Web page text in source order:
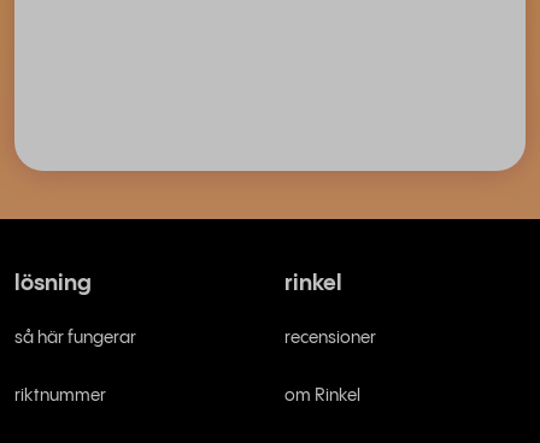
lösning
så här fungerar
riktnummer
rinkel
recensioner
om Rinkel